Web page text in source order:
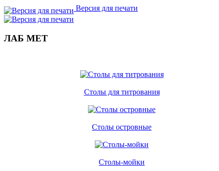
Версия для печати
ЛАБ МЕТ
Столы для титрования
Столы островные
Столы-мойки